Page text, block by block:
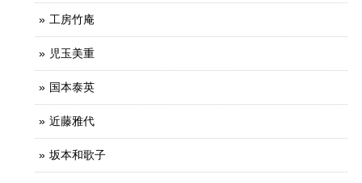
工房竹庵
児玉美重
国本泰英
近藤雅代
坂本和歌子